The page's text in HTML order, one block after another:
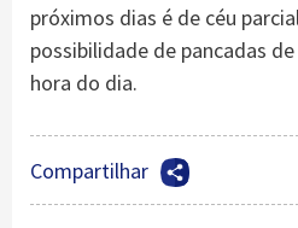
próximos dias é de céu
possibilidade de pancadas
hora do dia.
Compartilhar